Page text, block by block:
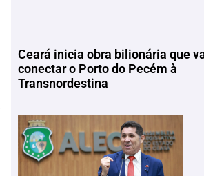
Ceará inicia obra bilionária que
conectar o Porto do Pecém à
Transnordestina